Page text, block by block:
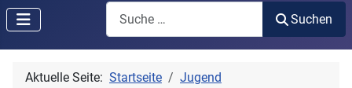
Search
Suchen
Aktuelle Seite: Startseite
Jugend